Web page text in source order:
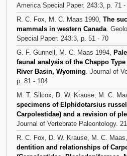
America Special Paper. 243:3, p. 71 -
R. C. Fox, M. C. Maas 1990, The
mammals in western Canada.
Special Paper. 243:3, p. 51 - 70
G. F. Gunnell, M. C. Maas 1994,
faunal analysis of the Chappo
River Basin, Wyoming. Journal of
p. 81 - 104
M. T. Silcox, D. W. Krause, M. C.
specimens of Elphidotarsius
Carpolestidae) and a revision of
Journal of Vertebrate Paleontology.
R. C. Fox, D. W. Krause, M. C.
dentition and relationships of